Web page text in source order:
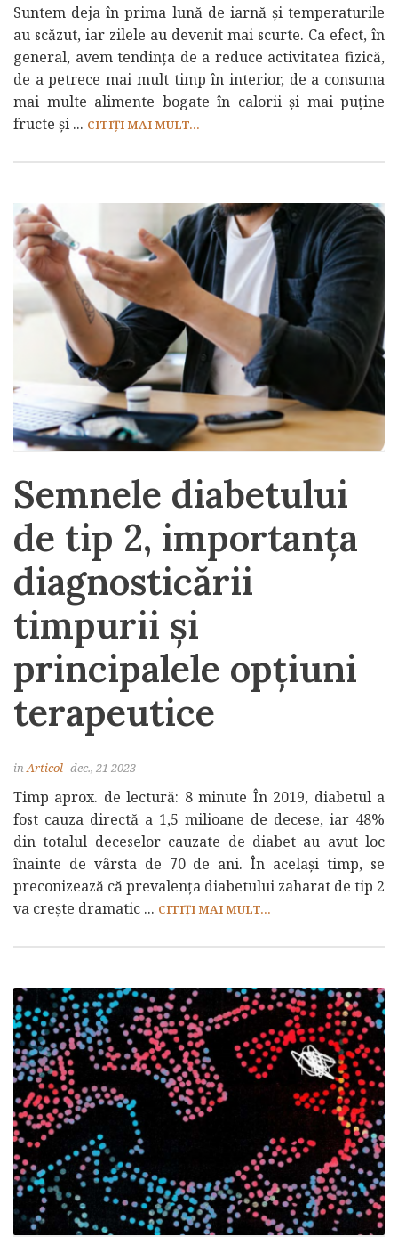
Suntem deja în prima lună de iarnă și temperaturile
au scăzut, iar zilele au devenit mai scurte. Ca efect, în
general, avem tendința de a reduce activitatea fizică,
de a petrece mai mult timp în interior, de a consuma
mai multe alimente bogate în calorii și mai puține
fructe și ... CITIȚI MAI MULT...
Semnele diabetului
de tip 2, importanța
diagnosticării
timpurii și
principalele opțiuni
terapeutice
inArticol dec., 21 2023
Timp aprox. de lectură: 8 minute În 2019, diabetul a
fost cauza directă a 1,5 milioane de decese, iar 48%
din totalul deceselor cauzate de diabet au avut loc
înainte de vârsta de 70 de ani. În același timp, se
preconizează că prevalența diabetului zaharat de tip 2
va crește dramatic ... CITIȚI MAI MULT...